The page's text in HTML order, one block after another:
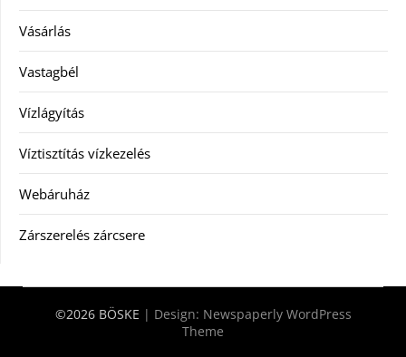
Vásárlás
Vastagbél
Vízlágyítás
Víztisztítás vízkezelés
Webáruház
Zárszerelés zárcsere
©2026 BÖSKE | Design: Newspaperly WordPress
Theme